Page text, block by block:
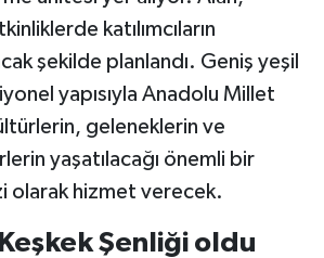
katılımcıların
şekilde planlandı. Geniş yeşil
yapısıyla Anadolu Millet
geleneklerin ve
yaşatılacağı önemli bir
olarak hizmet verecek.
Şenliği oldu